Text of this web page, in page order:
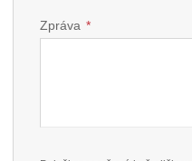
Zpráva *